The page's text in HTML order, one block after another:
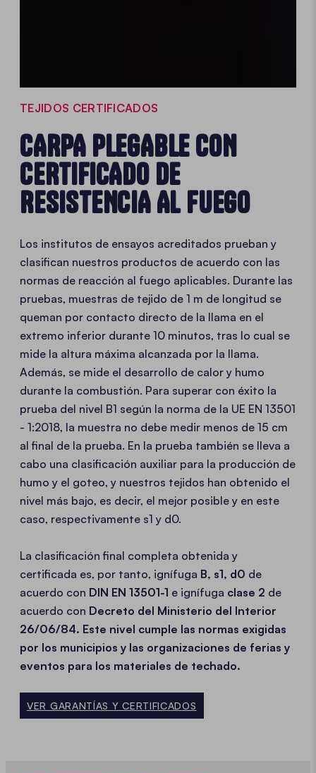
TEJIDOS CERTIFICADOS
CARPA PLEGABLE CON
CERTIFICADO DE
RESISTENCIA AL FUEGO
Los institutos de ensayos acreditados prueban y
clasifican nuestros productos de acuerdo con las
normas de reacción al fuego aplicables. Durante las
pruebas, muestras de tejido de 1 m de longitud se
queman por contacto directo de la llama en el
extremo inferior durante 10 minutos, tras lo cual se
mide la altura máxima alcanzada por la llama.
Además, se mide el desarrollo de calor y humo
durante la combustión. Para superar con éxito la
prueba del nivel B1 según la norma de la UE EN 13501
- 1:2018, la muestra no debe medir menos de 15 cm
al final de la prueba. En la prueba también se lleva a
cabo una clasificación auxiliar para la producción de
humo y el goteo, y nuestros tejidos han obtenido el
nivel más bajo, es decir, el mejor posible y en este
caso, respectivamente s1 y d0.
La clasificación final completa obtenida y
certificada es, por tanto, ignífuga B, s1, d0 de
acuerdo con DIN EN 13501-1 e ignífuga clase 2 de
acuerdo con Decreto del Ministerio del Interior
26/06/84. Este nivel cumple las normas exigidas
por los municipios y las organizaciones de ferias y
eventos para los materiales de techado.
VER GARANTÍAS Y CERTIFICADOS